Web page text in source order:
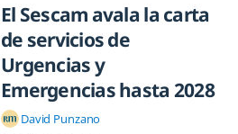
El Sescam avala la carta
de servicios de
Urgencias y
Emergencias hasta 2028
David Punzano